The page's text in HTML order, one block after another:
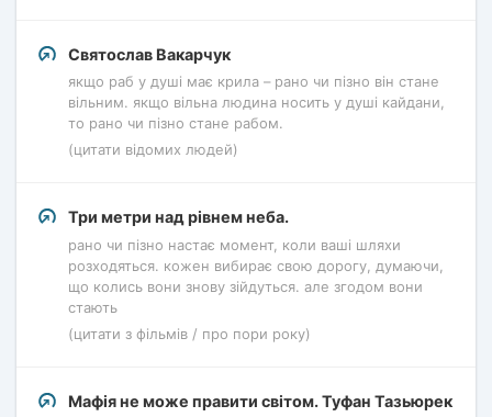
Святослав Вакарчук
якщо раб у душі має крила – рано чи пізно він стане
вільним. якщо вільна людина носить у душі кайдани,
то рано чи пізно стане рабом.
(цитати відомих людей)
Три метри над рівнем неба.
рано чи пізно настає момент, коли ваші шляхи
розходяться. кожен вибирає свою дорогу, думаючи,
що колись вони знову зійдуться. але згодом вони
стають
(цитати з фільмів / про пори року)
Мафія не може правити світом. Туфан Тазьюрек